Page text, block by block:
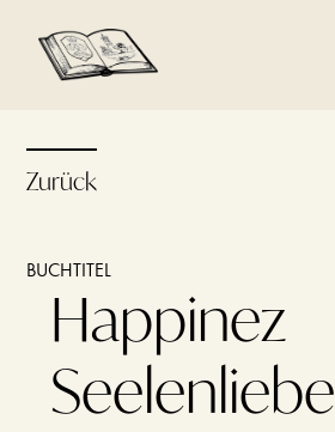
Zurück
BUCHTITEL
Happinez
Seelenliebe